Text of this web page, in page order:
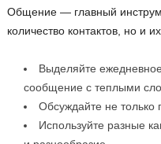
Общение — главный
количество контактов, но и
Выделяйте
сообщение с теплыми
Обсуждайте не только
Используйте разные